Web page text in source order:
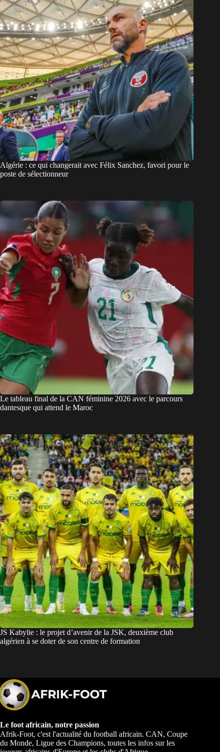
Algérie : ce qui changerait avec Félix Sanchez, favori pour le
poste de sélectionneur
Le tableau final de la CAN féminine 2026 avec le parcours
dantesque qui attend le Maroc
JS Kabylie : le projet d’avenir de la JSK, deuxième club
algérien à se doter de son centre de formation
Le foot africain, notre passion
Afrik-Foot, c'est l'actualité du football africain. CAN, Coupe
du Monde, Ligue des Champions, toutes les infos sur les